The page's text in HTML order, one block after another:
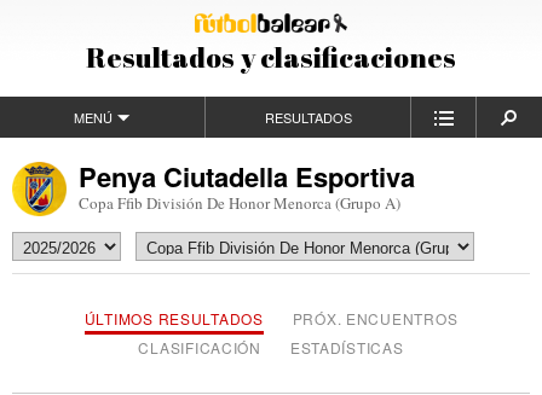
Resultados y clasificaciones
MENÚ RESULTADOS
Penya Ciutadella Esportiva
Copa Ffib División De Honor Menorca (Grupo A)
ÚLTIMOS RESULTADOS
PRÓX. ENCUENTROS
CLASIFICACIÓN
ESTADÍSTICAS